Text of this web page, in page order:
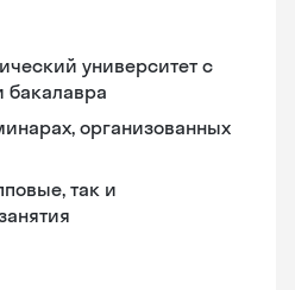
университет с
организованных
так и